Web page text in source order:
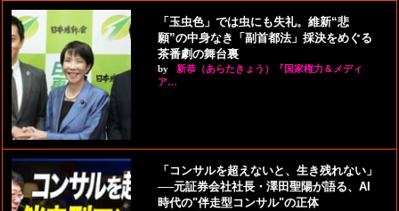
「玉虫色」では虫にも失礼。維新“悲
願”の中身なき「副首都法」採決をめぐる
茶番劇の舞台裏
by
新恭（あらたきょう）『国家権力＆メディ
ア…
「コンサルを超えないと、生き残れない」
──元証券会社社長・澤田聖陽が語る、AI
時代の"伴走型コンサル"の正体